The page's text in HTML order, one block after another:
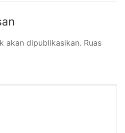
akan dipublikasikan. Ruas